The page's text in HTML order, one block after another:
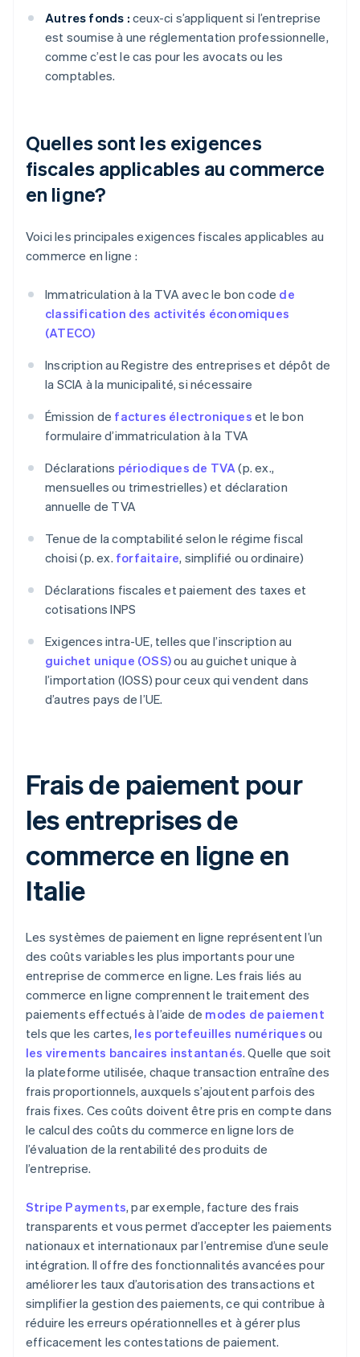
Autres fonds : ceux-ci s’appliquent si l’entreprise
est soumise à une réglementation professionnelle,
comme c’est le cas pour les avocats ou les
comptables.
Quelles sont les exigences
fiscales applicables au commerce
en ligne?
Voici les principales exigences fiscales applicables au
commerce en ligne :
Immatriculation à la TVA avec le bon code de
classification des activités économiques
(ATECO)
Inscription au Registre des entreprises et dépôt de
la SCIA à la municipalité, si nécessaire
Émission de factures électroniques et le bon
formulaire d’immatriculation à la TVA
Déclarations périodiques de TVA(p. ex.,
mensuelles ou trimestrielles) et déclaration
annuelle de TVA
Tenue de la comptabilité selon le régime fiscal
choisi (p. ex. forfaitaire, simplifié ou ordinaire)
Déclarations fiscales et paiement des taxes et
cotisations INPS
Exigences intra-UE, telles que l’inscription au
guichet unique (OSS)ou au guichet unique à
l’importation (IOSS) pour ceux qui vendent dans
d’autres pays de l’UE.
Frais de paiement pour
les entreprises de
commerce en ligne en
Italie
Les systèmes de paiement en ligne représentent l’un
des coûts variables les plus importants pour une
entreprise de commerce en ligne. Les frais liés au
commerce en ligne comprennent le traitement des
paiements effectués à l’aide de modes de paiement
tels que les cartes, les portefeuilles numériques ou
les virements bancaires instantanés. Quelle que soit
la plateforme utilisée, chaque transaction entraîne des
frais proportionnels, auxquels s’ajoutent parfois des
frais fixes. Ces coûts doivent être pris en compte dans
le calcul des coûts du commerce en ligne lors de
l’évaluation de la rentabilité des produits de
l’entreprise.
Stripe Payments, par exemple, facture des frais
transparents et vous permet d’accepter les paiements
nationaux et internationaux par l’entremise d’une seule
intégration. Il offre des fonctionnalités avancées pour
améliorer les taux d’autorisation des transactions et
simplifier la gestion des paiements, ce qui contribue à
réduire les erreurs opérationnelles et à gérer plus
efficacement les contestations de paiement.